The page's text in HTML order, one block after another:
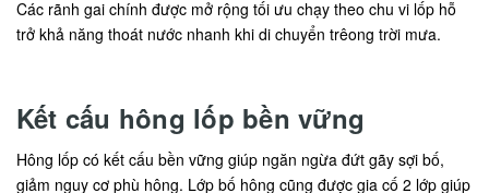
Các rãnh gai chính được mở rộng tối ưu chạy theo chu vi lốp hỗ
trở khả năng thoát nước nhanh khi di chuyển trêong trời mưa.
Kết cấu hông lốp bền vững
Hông lốp có kết cấu bền vững giúp ngăn ngừa đứt gãy sợi bố,
giảm nguy cơ phù hông. Lớp bố hông cũng được gia cố 2 lớp giúp